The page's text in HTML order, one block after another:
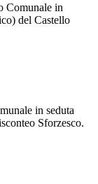
Comunale in
del Castello
in seduta
Sforzesco.